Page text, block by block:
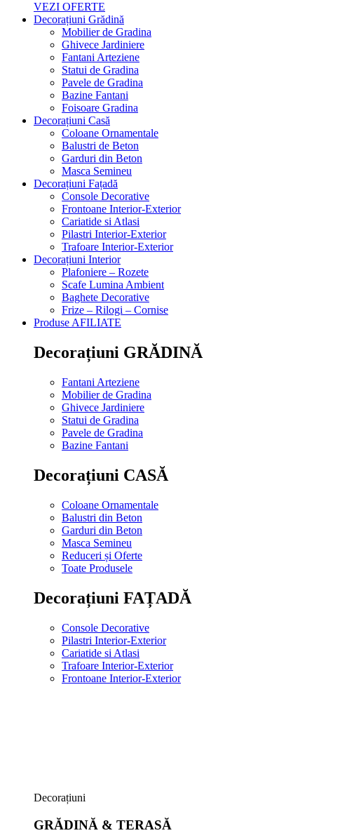
VEZI OFERTE
Decorațiuni Grădină
Mobilier de Gradina
Ghivece Jardiniere
Fantani Arteziene
Statui de Gradina
Pavele de Gradina
Bazine Fantani
Foisoare Gradina
Decorațiuni Casă
Coloane Ornamentale
Balustri de Beton
Garduri din Beton
Masca Semineu
Decorațiuni Fațadă
Console Decorative
Frontoane Interior-Exterior
Cariatide si Atlasi
Pilastri Interior-Exterior
Trafoare Interior-Exterior
Decorațiuni Interior
Plafoniere – Rozete
Scafe Lumina Ambient
Baghete Decorative
Frize – Rilogi – Cornise
Produse AFILIATE
Decorațiuni GRĂDINĂ
Fantani Arteziene
Mobilier de Gradina
Ghivece Jardiniere
Statui de Gradina
Pavele de Gradina
Bazine Fantani
Decorațiuni CASĂ
Coloane Ornamentale
Balustri din Beton
Garduri din Beton
Masca Semineu
Reduceri și Oferte
Toate Produsele
Decorațiuni FAȚADĂ
Console Decorative
Pilastri Interior-Exterior
Cariatide si Atlasi
Trafoare Interior-Exterior
Frontoane Interior-Exterior
Decorațiuni
GRĂDINĂ & TERASĂ